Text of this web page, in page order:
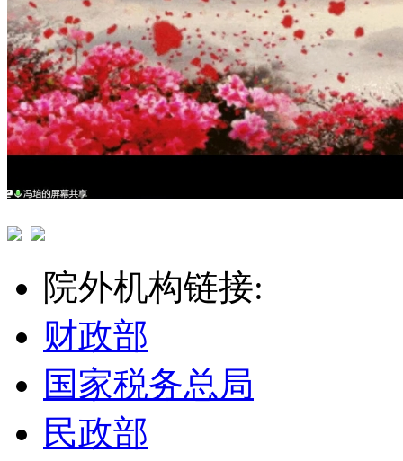
院外机构链接:
财政部
国家税务总局
民政部